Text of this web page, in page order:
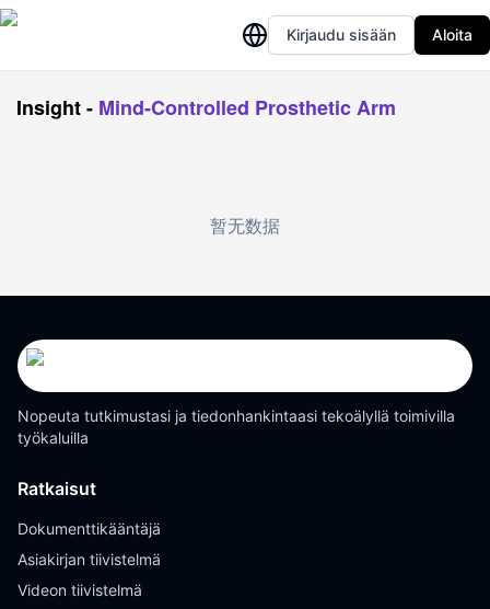
Kirjaudu sisään Aloita
Insight- Mind-Controlled Prosthetic Arm
暂无数据
Nopeuta tutkimustasi ja tiedonhankintaasi tekoälyllä toimivilla
työkaluilla
Ratkaisut
Dokumenttikääntäjä
Asiakirjan tiivistelmä
Videon tiivistelmä